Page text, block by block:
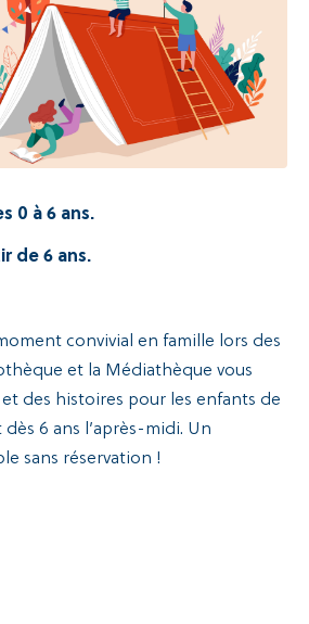
0 à 6 ans.
de 6 ans.
convivial en famille lors des
et la Médiathèque vous
des histoires pour les enfants de
6 ans l’après-midi. Un
sans réservation !